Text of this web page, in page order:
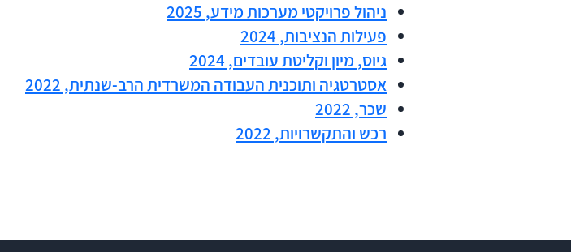
ניהול פרויקטי מערכות מידע, 2025
פעילות הנציבות, 2024
גיוס, מיון וקליטת עובדים, 2024
אסטרטגיה ותוכנית העבודה המשרדית הרב-שנתית, 2022
שכר, 2022
רכש והתקשרויות, 2022